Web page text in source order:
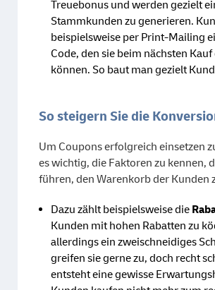
Treuebonus und werden gezielt
Stammkunden zu generieren.
beispielsweise per Print-Mailing
Code, den sie beim nächsten
können. So baut man gezielt
So steigern Sie die
Um Coupons erfolgreich einsetzen
es wichtig, die Faktoren zu kennen,
führen, den Warenkorb der Kunden
Dazu zählt beispielsweise die
Kunden mit hohen Rabatten zu
allerdings ein zweischneidiges
greifen sie gerne zu, doch recht
entsteht eine gewisse